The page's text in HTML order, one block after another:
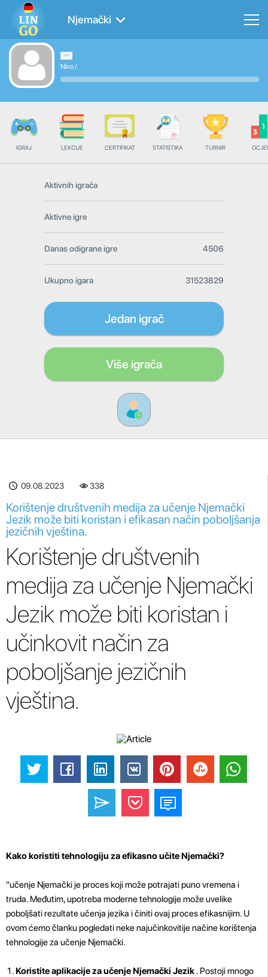
Njemački
Nivo/
IGRAJ LEKCIJE CERTIFIKAT STATISTIKA TURNIR
Aktivnih igrača
Aktivne igre
Danas odigrane igre 4506
Ukupno igara 31523829
Jedan igrač
Više igrača
09.08.2023 338
Korištenje društvenih medija za učenje Njemački
Jezik može biti koristan i efikasan način poboljšanja
jezičnih vještina.
Korištenje društvenih
medija za učenje Njemački
Jezik može biti koristan i
učinkovit način za
poboljšanje jezičnih
vještina.
Kako koristiti tehnologiju za efikasno učite Njemački?
"učenje Njemački je proces koji može potrajati puno vremena i
truda. Međutim, upotreba moderne tehnologije može uvelike
poboljšati rezultate učenja jezika i činiti ovaj proces efikasnijim. U
ovom ćemo članku pogledati neke najučinkovitije načine korištenja
tehnologije za učenje Njemački.
Koristite aplikacije za učenje Njemački Jezik . Postoji mnogo